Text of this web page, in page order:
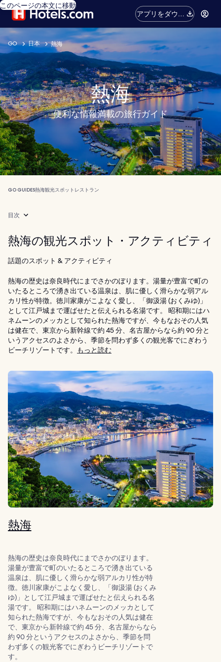
このページの本文に移動
アプリをダウン
ロード
GO 日本 熱海
熱海
便利な情報満載の旅行ガイド
GO GUIDES熱海観光スポット レストラン
目次
熱海の観光スポット・アクティビティ
話題のスポット & アクティビティ
熱海の歴史は奈良時代にまでさかのぼります。湯量が豊富で町の
いたるところで湧き出ている温泉は、肌に優しく滑らかな弱アル
カリ性が特徴。徳川家康がこよなく愛し、「御汲湯 (おくみゆ)」
として江戸城まで運ばせたと伝えられる名湯です。 昭和期にはハ
ネムーンのメッカとして知られた熱海ですが、今もなおその人気
は健在で、東京から新幹線で約 45 分、名古屋からなら約 90 分と
いうアクセスのよさから、季節を問わず多くの観光客でにぎわう
ビーチリゾートです。
もっと読む
熱海
熱海の歴史は奈良時代にまでさかのぼります。
湯量が豊富で町のいたるところで湧き出ている
温泉は、肌に優しく滑らかな弱アルカリ性が特
徴。徳川家康がこよなく愛し、「御汲湯 (おくみ
ゆ)」として江戸城まで運ばせたと伝えられる名
湯です。 昭和期にはハネムーンのメッカとして
知られた熱海ですが、今もなおその人気は健在
で、東京から新幹線で約 45 分、名古屋からなら
約 90 分というアクセスのよさから、季節を問
わず多くの観光客でにぎわうビーチリゾートで
す。